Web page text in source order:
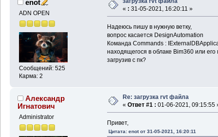
enot
ADN OPEN
Сообщений: 525
Карма: 2
« : 31-05-2021, 16:20:11 »
Надеюсь пишу в нужную ветку,
вопрос касается DesignAutomation
Команда Commands :
находящегося в облаке Bim360 или
загрузив с пк?
Александр
Игнатович
Administrator
Re: загрузка rvt файла
« Ответ #1 : 01-06-2021, 09:15:55
Привет,
Цитата: enot от 31-05-2021, 16:20:11